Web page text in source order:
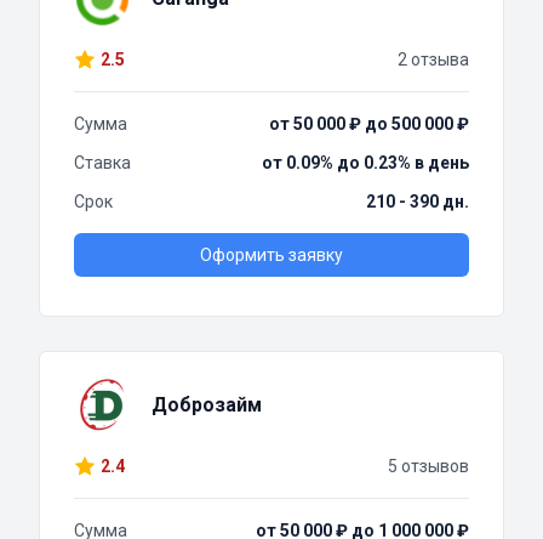
2.5 2 отзыва
Сумма
от 50 000 ₽ до 500 000 ₽
Ставка
от 0.09% до 0.23% в день
Срок
210 - 390 дн.
Оформить заявку
Доброзайм
2.4 5 отзывов
Сумма от 50 000 ₽ до 1 000 000 ₽